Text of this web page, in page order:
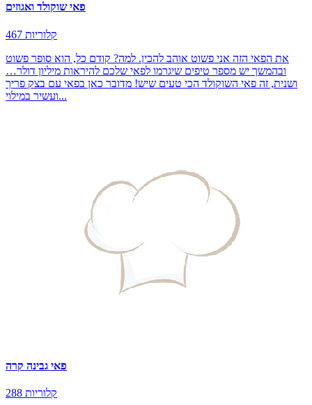
פאי שוקולד ואגוזים
467 קלוריות
את הפאי הזה אני פשוט אוהב להכין. למה? קודם כל, הוא סופר פשוט
ובהמשך יש מספר טיפים שיגרמו לפאי שלכם להיראות מיליון דולר…
ושנית, זה פאי השוקולד הכי טעים שיש! מדובר כאן בפאי עם בצק פריך
ועשיר במילוי...
פאי גבינה קרה
288 קלוריות